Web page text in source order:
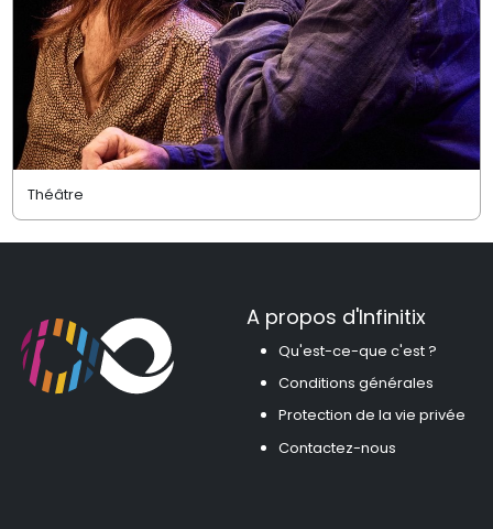
Théâtre
A propos d'Infinitix
Qu'est-ce-que c'est ?
Conditions générales
Protection de la vie privée
Contactez-nous